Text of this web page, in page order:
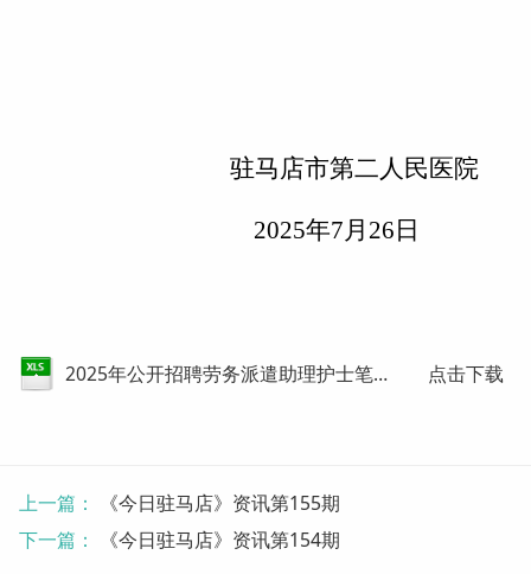
驻马店市第二人民医院
2025年7月 26 日
2025年公开招聘劳务派遣助理护士笔试成绩公示及进入面试人员.xlsx 点击下载
上一篇：
《今日驻马店》资讯第155期
下一篇：
《今日驻马店》资讯第154期